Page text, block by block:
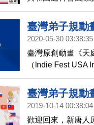
國際獎項。
臺灣弟子規動
2020-05-30 03:38:35
臺灣原創動畫《天
（Indie Fest USA
動畫短片」。
臺灣弟子規動
最佳動畫
2019-10-14 00:38:04
歡迎回來，新唐人